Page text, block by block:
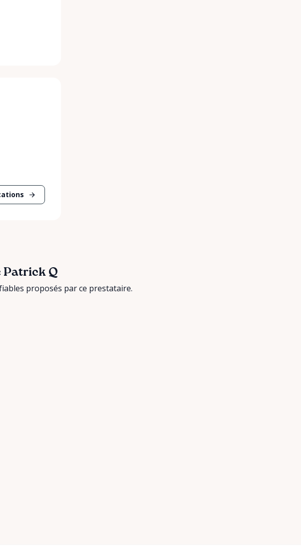
Patrick Q
proposés par ce prestataire.